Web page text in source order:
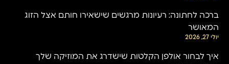
ברכה לחתונה: רעיונות מרגשים שישאירו חותם אצל הזוג
המאושר
יולי 27, 2026
איך לבחור אולפן הקלטות שישדרג את המוזיקה שלך